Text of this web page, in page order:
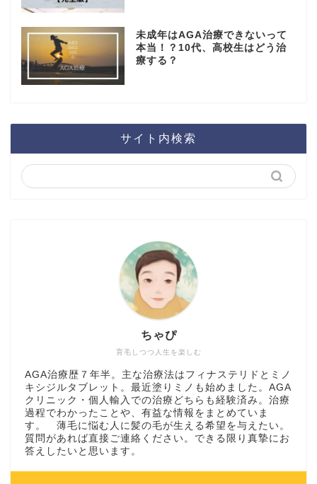
未成年はAGA治療できないって
本当！？10代、高校生はどう治
療する？
サイト内検索
育毛しつつ人生を楽しむ
ちゃぴ
AGA治療歴７年半。主な治療法はフィナステリドとミノ
キシジルタブレット。最近塗りミノも始めました。AGA
クリニック・個人輸入での治療どちらも経験済み。治療
過程でわかったことや、有益な情報をまとめていま
す。 薄毛に悩む人に髪の毛が生える希望を与えたい。
質問があれば直接ご連絡ください。できる限り真摯にお
答えしたいと思います。